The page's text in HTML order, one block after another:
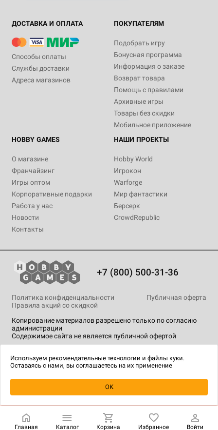
Уведомить о наличии
ДОСТАВКА И ОПЛАТА
Способы оплаты
Службы доставки
Адреса магазинов
ПОКУПАТЕЛЯМ
Подобрать игру
Бонусная программа
Информация о заказе
Возврат товара
Помощь с правилами
Архивные игры
Товары без скидки
Мобильное приложение
HOBBY GAMES
О магазине
Франчайзинг
Игры оптом
Корпоративные подарки
Работа у нас
Новости
Контакты
НАШИ ПРОЕКТЫ
Hobby World
Игрокон
Warforge
Мир фантастики
Берсерк
CrowdRepublic
+7 (800) 500-31-36
Копирование материалов разрешено только по согласию
администрации
Содержимое сайта не является публичной офертой
Политика конфиденциальности
Публичная оферта
Правила акций со скидкой
технологии.
Главная Каталог Корзина Избранное Войти
Используем рекомендательные технологии и файлы куки.
Оставаясь с нами, вы соглашаетесь на их применение
OK